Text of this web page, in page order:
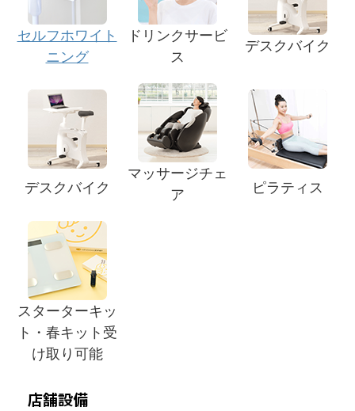
セルフホワイト
ニング
ドリンクサービ
ス
デスクバイク
デスクバイク
マッサージチェ
ア
ピラティス
スターターキッ
ト・春キット受
け取り可能
店舗設備